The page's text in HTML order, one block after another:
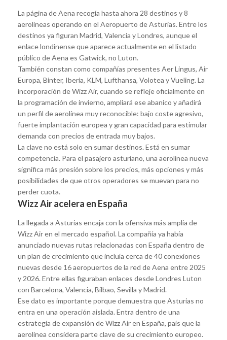
La página de Aena recogía hasta ahora 28 destinos y 8
aerolíneas operando en el Aeropuerto de Asturias. Entre los
destinos ya figuran Madrid, Valencia y Londres, aunque el
enlace londinense que aparece actualmente en el listado
público de Aena es Gatwick, no Luton.
También constan como compañías presentes Aer Lingus, Air
Europa, Binter, Iberia, KLM, Lufthansa, Volotea y Vueling. La
incorporación de Wizz Air, cuando se refleje oficialmente en
la programación de invierno, ampliará ese abanico y añadirá
un perfil de aerolínea muy reconocible: bajo coste agresivo,
fuerte implantación europea y gran capacidad para estimular
demanda con precios de entrada muy bajos.
La clave no está solo en sumar destinos. Está en sumar
competencia. Para el pasajero asturiano, una aerolínea nueva
significa más presión sobre los precios, más opciones y más
posibilidades de que otros operadores se muevan para no
perder cuota.
Wizz Air acelera en España
La llegada a Asturias encaja con la ofensiva más amplia de
Wizz Air en el mercado español. La compañía ya había
anunciado nuevas rutas relacionadas con España dentro de
un plan de crecimiento que incluía cerca de 40 conexiones
nuevas desde 16 aeropuertos de la red de Aena entre 2025
y 2026. Entre ellas figuraban enlaces desde Londres Luton
con Barcelona, Valencia, Bilbao, Sevilla y Madrid.
Ese dato es importante porque demuestra que Asturias no
entra en una operación aislada. Entra dentro de una
estrategia de expansión de Wizz Air en España, país que la
aerolínea considera parte clave de su crecimiento europeo.